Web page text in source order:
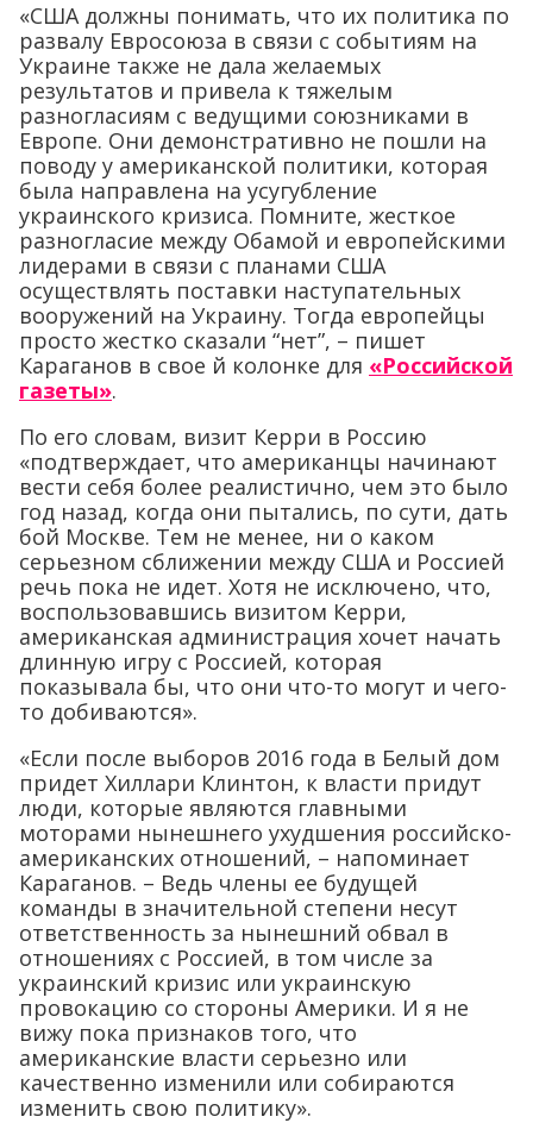
«США должны понимать, что их политика по
развалу Евросоюза в связи с событиям на
Украине также не дала желаемых
результатов и привела к тяжелым
разногласиям с ведущими союзниками в
Европе. Они демонстративно не пошли на
поводу у американской политики, которая
была направлена на усугубление
украинского кризиса. Помните, жесткое
разногласие между Обамой и европейскими
лидерами в связи с планами США
осуществлять поставки наступательных
вооружений на Украину. Тогда европейцы
просто жестко сказали “нет”, – пишет
Караганов в свое й колонке для «Российской
газеты».
По его словам, визит Керри в Россию
«подтверждает, что американцы начинают
вести себя более реалистично, чем это было
год назад, когда они пытались, по сути, дать
бой Москве. Тем не менее, ни о каком
серьезном сближении между США и Россией
речь пока не идет. Хотя не исключено, что,
воспользовавшись визитом Керри,
американская администрация хочет начать
длинную игру с Россией, которая
показывала бы, что они что-то могут и чего-
то добиваются».
«Если после выборов 2016 года в Белый дом
придет Хиллари Клинтон, к власти придут
люди, которые являются главными
моторами нынешнего ухудшения российско-
американских отношений, – напоминает
Караганов. – Ведь члены ее будущей
команды в значительной степени несут
ответственность за нынешний обвал в
отношениях с Россией, в том числе за
украинский кризис или украинскую
провокацию со стороны Америки. И я не
вижу пока признаков того, что
американские власти серьезно или
качественно изменили или собираются
изменить свою политику».